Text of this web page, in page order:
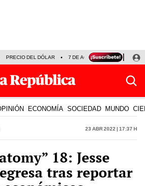
PRECIO DEL DÓLAR 7 DE AGOSTO OLLANTA
ECONOMÍA SOCIEDAD MUNDO
23 Abr 2022 | 17:37 h
18: Jesse
tras reportar